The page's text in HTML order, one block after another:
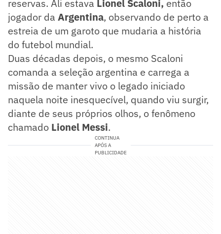
reservas. Ali estava Lionel Scaloni, então
jogador da Argentina, observando de perto a
estreia de um garoto que mudaria a história
do futebol mundial.
Duas décadas depois, o mesmo Scaloni
comanda a seleção argentina e carrega a
missão de manter vivo o legado iniciado
naquela noite inesquecível, quando viu surgir,
diante de seus próprios olhos, o fenômeno
chamado Lionel Messi.
CONTINUA
APÓS A
PUBLICIDADE